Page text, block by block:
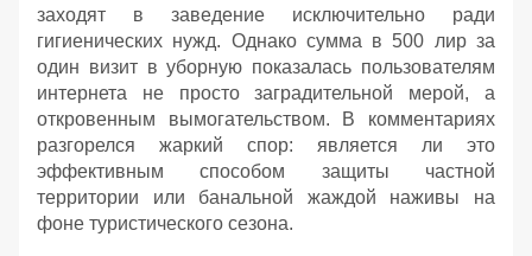
заходят в заведение исключительно ради
гигиенических нужд. Однако сумма в 500 лир за
один визит в уборную показалась пользователям
интернета не просто заградительной мерой, а
откровенным вымогательством. В комментариях
разгорелся жаркий спор: является ли это
эффективным способом защиты частной
территории или банальной жаждой наживы на
фоне туристического сезона.